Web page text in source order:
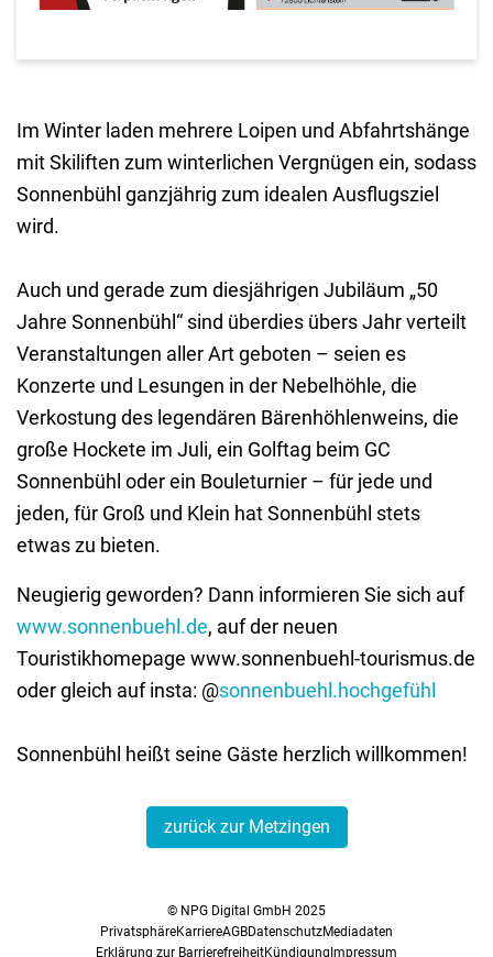
Im Winter laden mehrere Loipen und Abfahrtshänge
mit Skiliften zum winterlichen Vergnügen ein, sodass
Sonnenbühl ganzjährig zum idealen Ausflugsziel
wird.
Auch und gerade zum diesjährigen Jubiläum „50
Jahre Sonnenbühl“ sind überdies übers Jahr verteilt
Veranstaltungen aller Art geboten – seien es
Konzerte und Lesungen in der Nebelhöhle, die
Verkostung des legendären Bärenhöhlenweins, die
große Hockete im Juli, ein Golftag beim GC
Sonnenbühl oder ein Bouleturnier – für jede und
jeden, für Groß und Klein hat Sonnenbühl stets
etwas zu bieten.
Neugierig geworden? Dann informieren Sie sich auf
www.sonnenbuehl.de, auf der neuen
Touristikhomepage www.sonnenbuehl-tourismus.de
oder gleich auf insta: @sonnenbuehl.hochgefühl
Sonnenbühl heißt seine Gäste herzlich willkommen!
zurück zur Metzingen
© NPG Digital GmbH 2025
PrivatsphäreKarriereAGBDatenschutzMediadaten
Erklärung zur BarrierefreiheitKündigungImpressum